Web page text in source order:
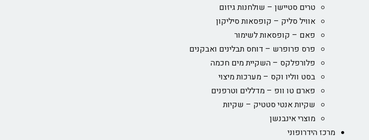
טרים סטיישן – שולחנות גיזום
אוויל סליק – קופסאות סיליקון
פאם – קופסאות לשימור
פרס פרופרש – דוחס תבלינים ואבקנים
פלורפלקס – השקיית מים חכמה
בסט ווליו וקס – מערכות מיצוי
פארם טו וופ – מדללים וטרפנים
שקיות אנטי סטטיק – שקיות
מוצרי אינבנשן
מרכז הידרופוני